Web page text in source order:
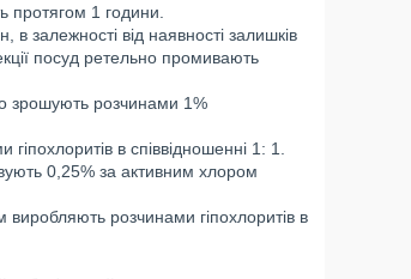
протягом 1 години.
залежності від наявності залишків
посуд ретельно промивають
зрошують розчинами 1%
в співвідношенні 1: 1.
0,25% за активним хлором
розчинами гіпохлоритів в